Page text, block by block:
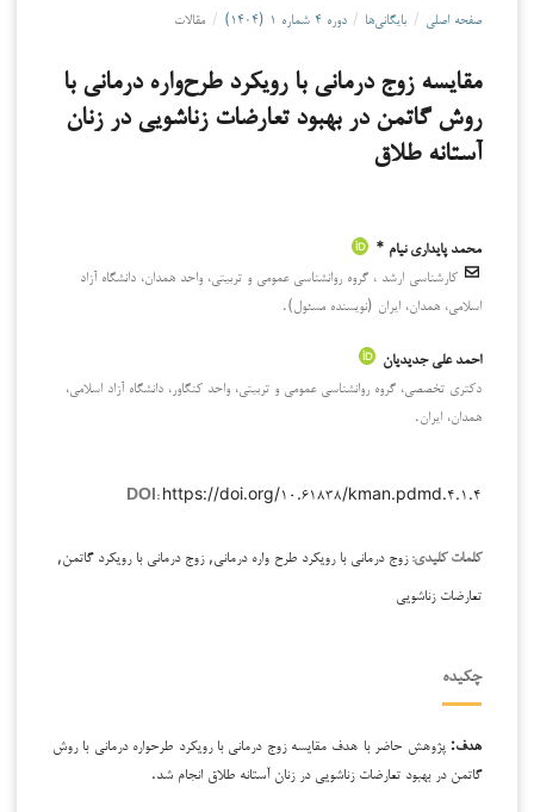
صفحه اصلی / بایگانی‌ها / دوره ۴ شماره ۱ (۱۴۰۴) / مقالات
مقایسه زوج درمانی با رویکرد طرح‌واره درمانی با
روش گاتمن در بهبود تعارضات زناشویی در زنان
آستانه طلاق
محمد پایداری نیام *
کارشناسی ارشد ، گروه روانشناسی عمومی و تربیتی، واحد همدان، دانشگاه آزاد
اسلامی، همدان، ایران (نویسنده مسئول).
احمد علی جدیدیان
دکتری تخصصی، گروه روانشناسی عمومی و تربیتی، واحد کنگاور، دانشگاه آزاد اسلامی،
همدان، ایران.
DOI: https://doi.org/۱۰.۶۱۸۳۸/kman.pdmd.۴.۱.۴
کلمات کلیدی:زوج درمانی با رویکرد طرح واره درمانی, زوج درمانی با رویکرد گاتمن,
تعارضات زناشویی
چکیده
هدف: پژوهش حاضر با هدف مقایسه زوج درمانی با رویکرد طرح­واره درمانی با روش
گاتمن در بهبود تعارضات زناشویی در زنان آستانه طلاق انجام شد.